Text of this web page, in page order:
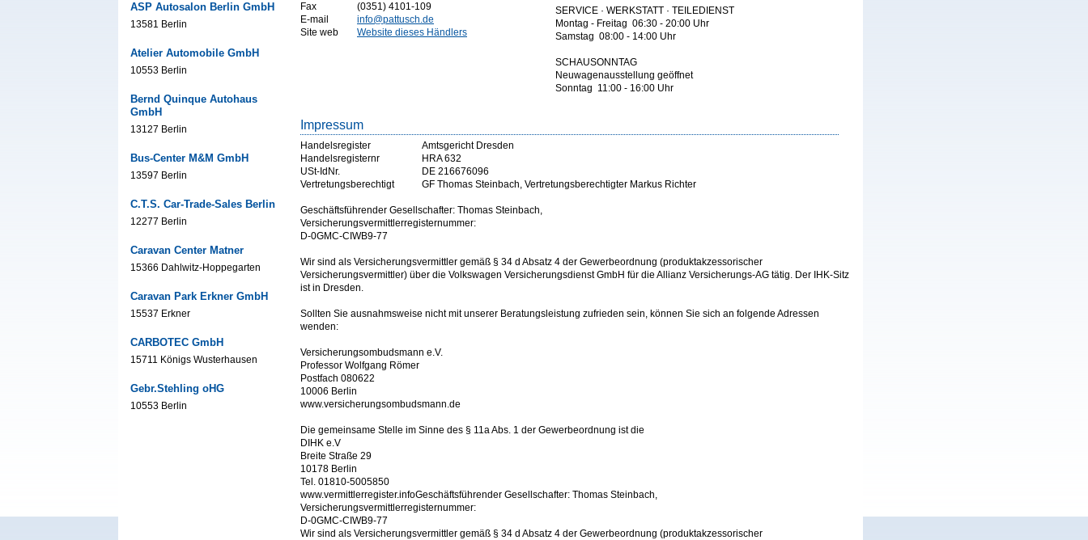
ASP Autosalon Berlin GmbH
13581 Berlin
Atelier Automobile GmbH
10553 Berlin
Bernd Quinque Autohaus
GmbH
13127 Berlin
Bus-Center M&M GmbH
13597 Berlin
C.T.S. Car-Trade-Sales Berlin
12277 Berlin
Caravan Center Matner
15366 Dahlwitz-Hoppegarten
Caravan Park Erkner GmbH
15537 Erkner
CARBOTEC GmbH
15711 Königs Wusterhausen
Gebr.Stehling oHG
10553 Berlin
Fax
(0351) 4101-109
E-mail
info@pattusch.de
Site web
Website dieses Händlers
SERVICE · WERKSTATT · TEILEDIENST
Montag - Freitag 06:30 - 20:00 Uhr
Samstag 08:00 - 14:00 Uhr
SCHAUSONNTAG
Neuwagenausstellung geöffnet
Sonntag 11:00 - 16:00 Uhr
Impressum
Handelsregister
Amtsgericht Dresden
Handelsregisternr
HRA 632
USt-IdNr.
DE 216676096
Vertretungsberechtigt
GF Thomas Steinbach, Vertretungsberechtigter Markus Richter
Geschäftsführender Gesellschafter: Thomas Steinbach,
Versicherungsvermittlerregisternummer:
D-0GMC-CIWB9-77
Wir sind als Versicherungsvermittler gemäß § 34 d Absatz 4 der Gewerbeordnung (produktakzessorischer
Versicherungsvermittler) über die Volkswagen Versicherungsdienst GmbH für die Allianz Versicherungs-AG tätig. Der IHK-Sitz
ist in Dresden.
Sollten Sie ausnahmsweise nicht mit unserer Beratungsleistung zufrieden sein, können Sie sich an folgende Adressen
wenden:
Versicherungsombudsmann e.V.
Professor Wolfgang Römer
Postfach 080622
10006 Berlin
www.versicherungsombudsmann.de
Die gemeinsame Stelle im Sinne des § 11a Abs. 1 der Gewerbeordnung ist die
DIHK e.V
Breite Straße 29
10178 Berlin
Tel. 01810-5005850
www.vermittlerregister.infoGeschäftsführender Gesellschafter: Thomas Steinbach,
Versicherungsvermittlerregisternummer:
D-0GMC-CIWB9-77
Wir sind als Versicherungsvermittler gemäß § 34 d Absatz 4 der Gewerbeordnung (produktakzessorischer